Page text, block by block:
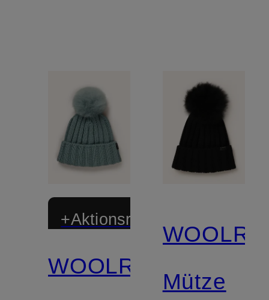
+Aktionsrabatt
WOOLRICH
Mütze